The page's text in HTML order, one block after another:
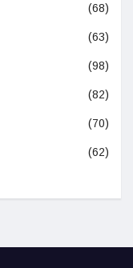
(68)
(63)
(98)
(82)
(70)
(62)